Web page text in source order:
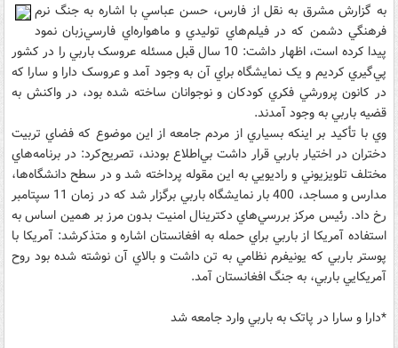
به گزارش مشرق به نقل از فارس، حسن عباسي با اشاره به جنگ نرم
فرهنگي دشمن که در فيلم‌هاي توليدي و ماهواره‌اي فارسي‌زبان نمود
پيدا کرده است، اظهار داشت: 10 سال قبل مسئله عروسک باربي را در کشور
پي‌گيري کرديم و يک نمايشگاه براي آن به وجود آمد و عروسک دارا و سارا که
در کانون پرورشي فکري کودکان و نوجوانان ساخته شده بود، در واکنش به
قضيه باربي به وجود آمدند.
وي با تأکيد بر اينکه بسياري از مردم جامعه از اين موضوع که فضاي تربيت
دختران در اختيار باربي قرار داشت بي‌اطلاع بودند، تصريح‌کرد: در برنامه‌هاي
مختلف تلويزيوني و راديويي به اين مقوله پرداخته شد و در سطح دانشگاه‌ها،
مدارس و مساجد، 400 بار نمايشگاه باربي برگزار شد که در زمان 11 سپتامبر
رخ داد. رئيس مرکز بررسي‌هاي دکترينال امنيت بدون مرز بر همين اساس به
استفاده آمريکا از باربي براي حمله به افغانستان اشاره و متذکرشد: آمريکا با
پوستر باربي که يونيفرم نظامي به تن داشت و بالاي آن نوشته شده بود روح
آمريکايي باربي، به جنگ افغانستان آمد.
*دارا و سارا در پاتک به باربي وارد جامعه شد